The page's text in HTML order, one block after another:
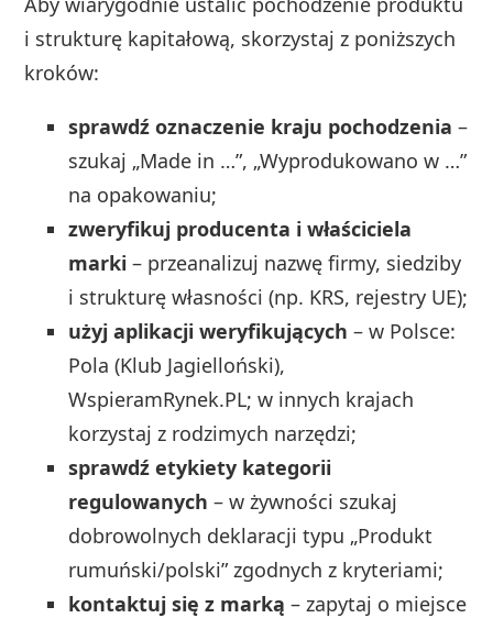
i strukturę kapitałową, skorzystaj z poniższych
kroków:
sprawdź oznaczenie kraju pochodzenia –
szukaj „Made in …”, „Wyprodukowano w …”
na opakowaniu;
zweryfikuj producenta i właściciela
marki – przeanalizuj nazwę firmy, siedziby
i strukturę własności (np. KRS, rejestry UE);
użyj aplikacji weryfikujących – w Polsce:
Pola (Klub Jagielloński),
WspieramRynek.PL; w innych krajach
korzystaj z rodzimych narzędzi;
sprawdź etykiety kategorii
regulowanych – w żywności szukaj
dobrowolnych deklaracji typu „Produkt
rumuński/polski” zgodnych z kryteriami;
kontaktuj się z marką – zapytaj o miejsce